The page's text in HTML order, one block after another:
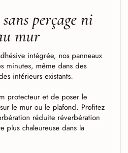
perçage ni
mur
intégrée, nos panneaux
minutes, même dans des
intérieurs existants.
protecteur et de poser le
le mur ou le plafond. Profitez
réduite réverbération
plus chaleureuse dans la